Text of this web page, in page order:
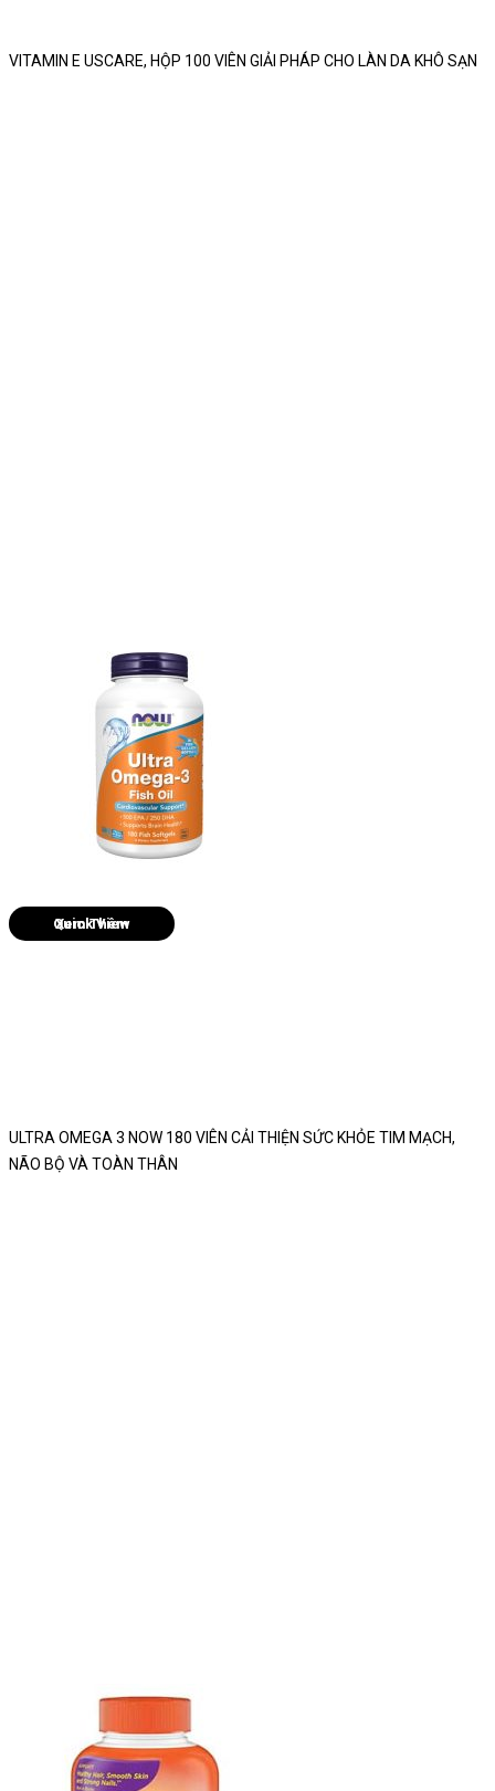
VITAMIN E USCARE, HỘP 100 VIÊN GIẢI PHÁP CHO LÀN DA KHÔ SẠN
Quick View
ULTRA OMEGA 3 NOW 180 VIÊN CẢI THIỆN SỨC KHỎE TIM MẠCH,
NÃO BỘ VÀ TOÀN THÂN